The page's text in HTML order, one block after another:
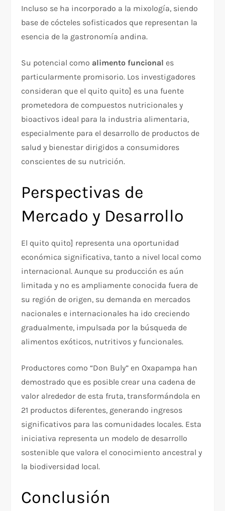
Incluso se ha incorporado a la mixología, siendo
base de cócteles sofisticados que representan la
esencia de la gastronomía andina.​
Su potencial como alimento funcional es
particularmente promisorio. Los investigadores
consideran que el quito quito ] es una fuente
prometedora de compuestos nutricionales y
bioactivos ideal para la industria alimentaria,
especialmente para el desarrollo de productos de
salud y bienestar dirigidos a consumidores
conscientes de su nutrición.​
Perspectivas de
Mercado y Desarrollo
El quito quito ] representa una oportunidad
económica significativa, tanto a nivel local como
internacional. Aunque su producción es aún
limitada y no es ampliamente conocida fuera de
su región de origen, su demanda en mercados
nacionales e internacionales ha ido creciendo
gradualmente, impulsada por la búsqueda de
alimentos exóticos, nutritivos y funcionales.​
Productores como “Don Buly” en Oxapampa han
demostrado que es posible crear una cadena de
valor alrededor de esta fruta, transformándola en
21 productos diferentes, generando ingresos
significativos para las comunidades locales. Esta
iniciativa representa un modelo de desarrollo
sostenible que valora el conocimiento ancestral y
la biodiversidad local.​
Conclusión